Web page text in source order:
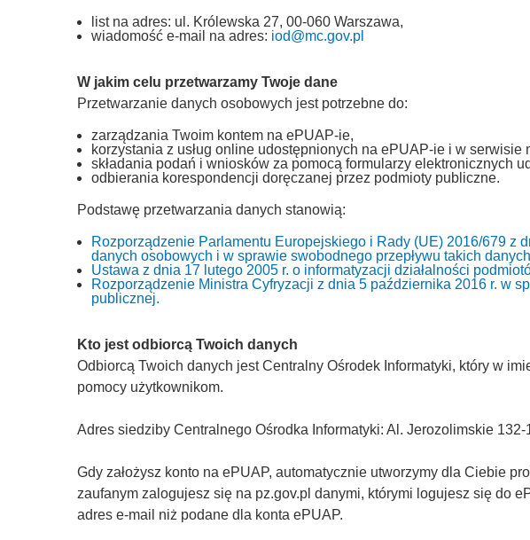
list na adres: ul. Królewska 27, 00-060 Warszawa,
wiadomość e-mail na adres: iod@mc.gov.pl
W jakim celu przetwarzamy Twoje dane
Przetwarzanie danych osobowych jest potrzebne do:
zarządzania Twoim kontem na ePUAP-ie,
korzystania z usług online udostępnionych na ePUAP-ie i w serwisie
składania podań i wniosków za pomocą formularzy elektronicznych
odbierania korespondencji doręczanej przez podmioty publiczne.
Podstawę przetwarzania danych stanowią:
Rozporządzenie Parlamentu Europejskiego i Rady (UE) 2016/679 z
danych osobowych i w sprawie swobodnego przepływu takich
Ustawa z dnia 17 lutego 2005 r. o informatyzacji działalności
Rozporządzenie Ministra Cyfryzacji z dnia 5 października 2016 r. w
publicznej.
Kto jest odbiorcą Twoich danych
Odbiorcą Twoich danych jest Centralny Ośrodek Informatyki, który w
pomocy użytkownikom.
Adres siedziby Centralnego Ośrodka Informatyki: Al. Jerozolimskie
Gdy założysz konto na ePUAP, automatycznie utworzymy dla Ciebie
zaufanym zalogujesz się na pz.gov.pl danymi, którymi logujesz się do
adres e-mail niż podane dla konta ePUAP.